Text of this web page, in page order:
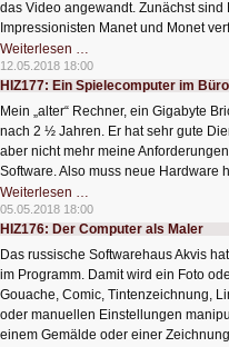
das Video angewandt. Zunächst
Impressionisten Manet und Monet
Weiterlesen …
Videos
wie
von
gemalt
12.05.2018 18:00
HIZ177: Ein Spielecomputer im
Mein „alter“ Rechner, ein Gigabyte
nach 2 ½ Jahren. Er hat sehr gute
aber nicht mehr meine
Software. Also muss neue Hardware
Weiterlesen …
Ein
Spielecomputer
im
05.05.2018 18:00
HIZ176: Der Computer als Maler
Das russische Softwarehaus Akvis
im Programm. Damit wird ein Foto
Gouache, Comic, Tintenzeichnung,
oder manuellen Einstellungen
einem Gemälde oder einer